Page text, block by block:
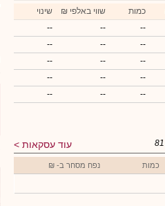
כמות ₪ שווי באלפי
שינוי
--
--
--
--
--
--
--
--
--
--
--
--
--
--
--
עוד עסקאות 81
כמות נפח מסחר ב- ₪